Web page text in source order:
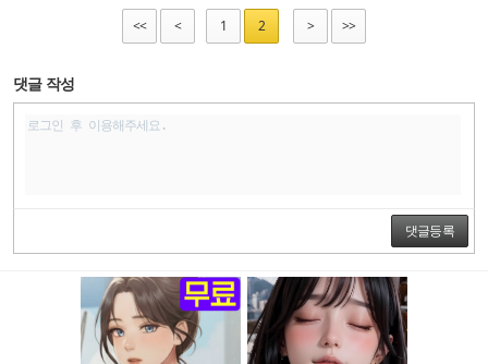
<< < 1 2 > >>
댓글 작성
댓글등록